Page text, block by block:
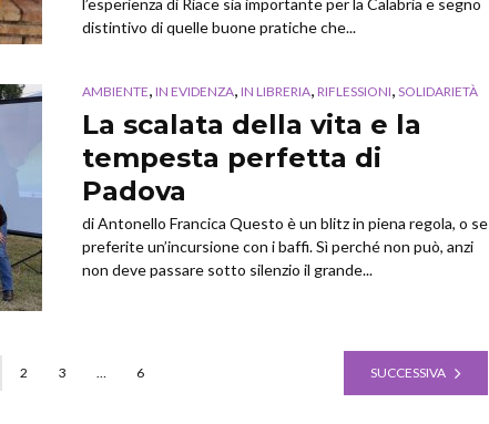
distintivo di quelle buone pratiche che...
AMBIENTE IN EVIDENZA IN LIBRERIA RIFLESSIONI SOLIDARIETÀ
La scalata della vita e la
tempesta perfetta di
Padova
di Antonello Francica Questo è un blitz in piena regola, o se
preferite un’incursione con i baffi. Sì perché non può, anzi
non deve passare sotto silenzio il grande...
2 3 … 6 SUCCESSIVA